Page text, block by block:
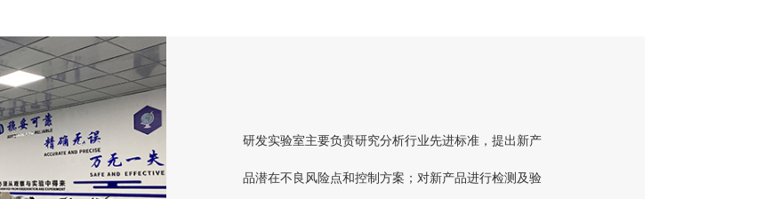
研发实验室主要负责研究分析行业先进标准，提出新产
品潜在不良风险点和控制方案；对新产品进行检测及验